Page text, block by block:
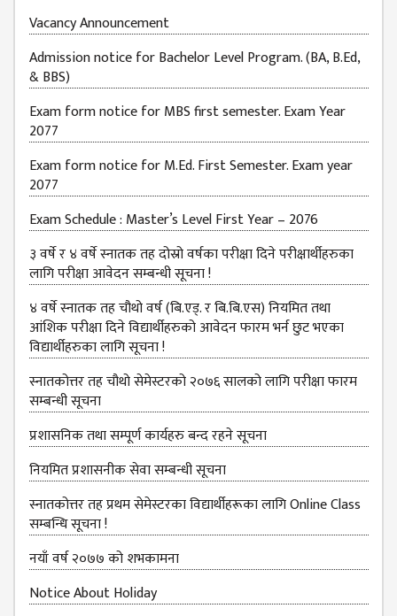
Vacancy Announcement
Admission notice for Bachelor Level Program. (BA, B.Ed,
& BBS)
Exam form notice for MBS first semester. Exam Year
2077
Exam form notice for M.Ed. First Semester. Exam year
2077
Exam Schedule : Master’s Level First Year – 2076
३ वर्षे र ४ वर्षे स्नातक तह दोस्रो वर्षका परीक्षा दिने परीक्षार्थीहरुका
लागि परीक्षा आवेदन सम्बन्धी सूचना !
४ वर्षे स्नातक तह चौथो वर्ष (बि.एड्. र बि.बि.एस) नियमित तथा
आंशिक परीक्षा दिने विद्यार्थीहरुको आवेदन फारम भर्न छुट भएका
विद्यार्थीहरुका लागि सूचना !
स्नातकोत्तर तह चौथो सेमेस्टरको २०७६ सालको लागि परीक्षा फारम
सम्बन्धी सूचना
प्रशासनिक तथा सम्पूर्ण कार्यहरु बन्द रहने सूचना
नियमित प्रशासनीक सेवा सम्बन्धी सूचना
स्नातकोत्तर तह प्रथम सेमेस्टरका विद्यार्थीहरूका लागि Online Class
सम्बन्धि सूचना !
नयाँ वर्ष २०७७ को शभकामना
Notice About Holiday